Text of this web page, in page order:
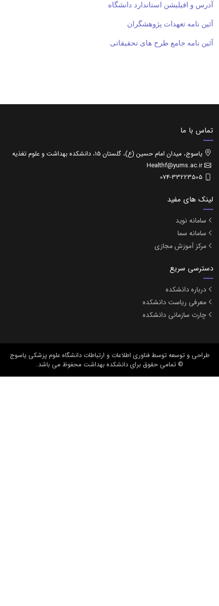
آدرس و افیلیشن استاندارد دانشگاه
آئین نامه تعهدات پژوهشگران
آئین نامه جامع طرح های تحقیقاتی
تماس با ما
یاسوج، میدان امام حسین (ع)، گلستان 15، دانشکده بهداشت و علوم تغذیه
Healthf@yums.ac.ir
074-33223505
لینک های مفید
سامانه نوید
سامانه سما
مرکز آموزش مجازی
دسترسی سریع
درباره دانشکده
معرفی ریاست دانشکده
چارت سازمانی دانشکده
طراحی و توسعهتوسط فناوری اطلاعات و ارتباطات دانشگاه علوم پزشکی یاسوج
© تمامی حقوق برای دانشکده بهداشت محفوظ می باشد.